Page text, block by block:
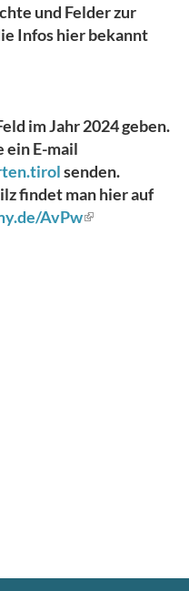
und Felder zur
Infos hier bekannt
im Jahr 2024 geben.
E-mail
senden.
findet man hier auf
AvPw(Link